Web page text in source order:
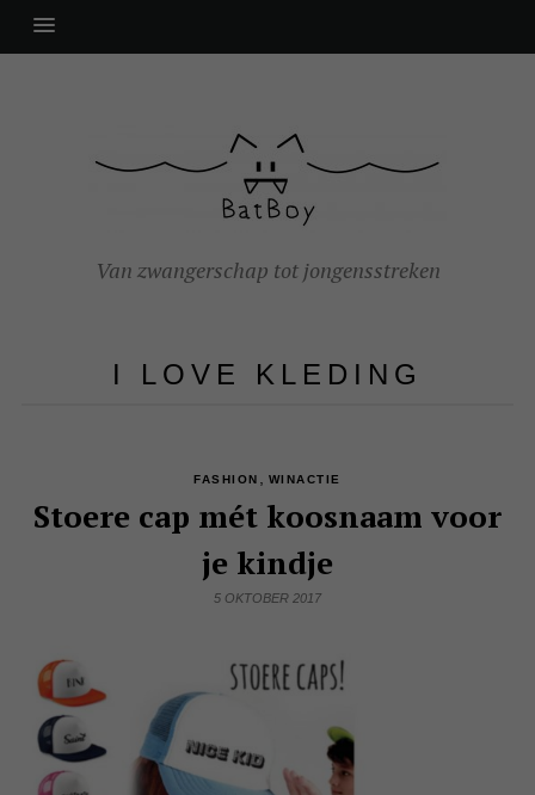
Van zwangerschap tot jongensstreken
I LOVE KLEDING
FASHION WINACTIE
Stoere cap mét koosnaam voor
je kindje
5 OKTOBER 2017